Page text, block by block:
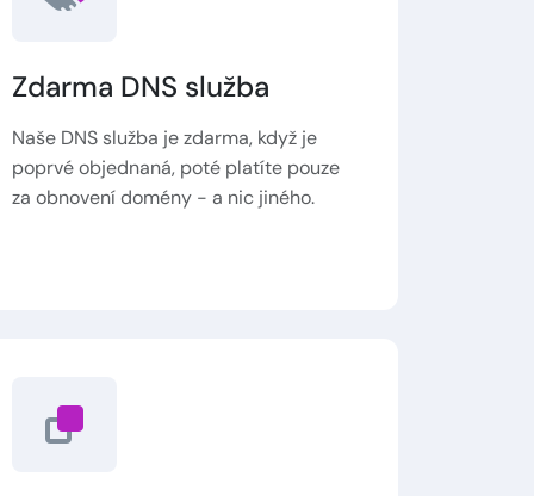
Zdarma DNS služba
Naše DNS služba je zdarma, když je
poprvé objednaná, poté platíte pouze
za obnovení domény - a nic jiného.